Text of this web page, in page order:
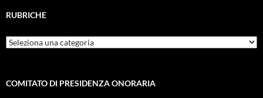
RUBRICHE
Rubriche
COMITATO DI PRESIDENZA ONORARIA